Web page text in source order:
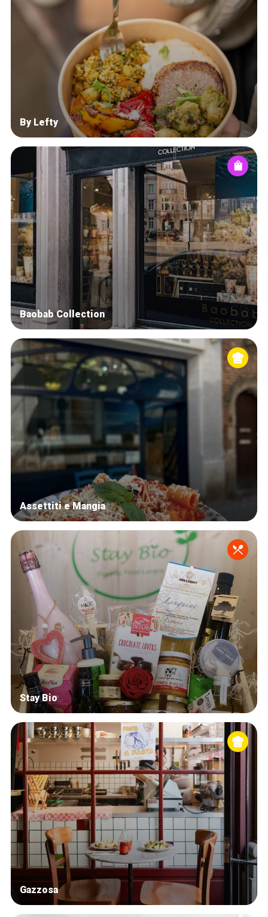
Accueil
Bonnes adresses
Quartiers
Blog
Artisans
A propos
By Lefty
Baobab Collection
Assettiti e Mangia
Stay Bio
Gazzosa